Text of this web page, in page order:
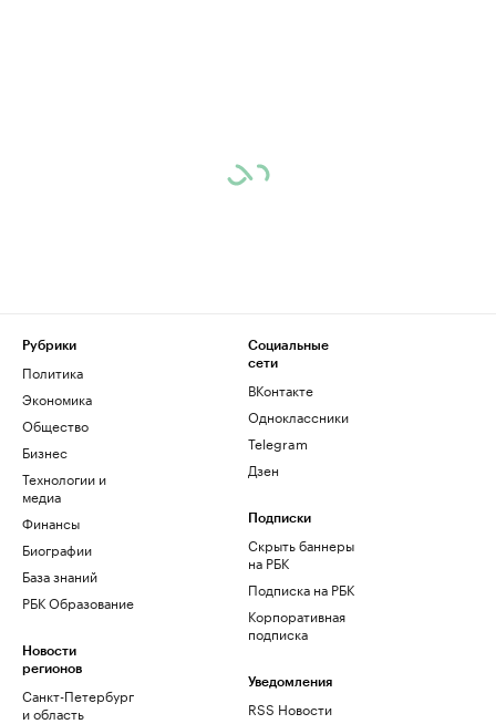
Рубрики
Политика
Экономика
Общество
Бизнес
Технологии и
медиа
Финансы
Биографии
База знаний
РБК Образование
Новости
регионов
Санкт-Петербург
и область
Социальные
сети
ВКонтакте
Одноклассники
Telegram
Дзен
Подписки
Скрыть баннеры
на РБК
Подписка на РБК
Корпоративная
подписка
Уведомления
RSS Новости